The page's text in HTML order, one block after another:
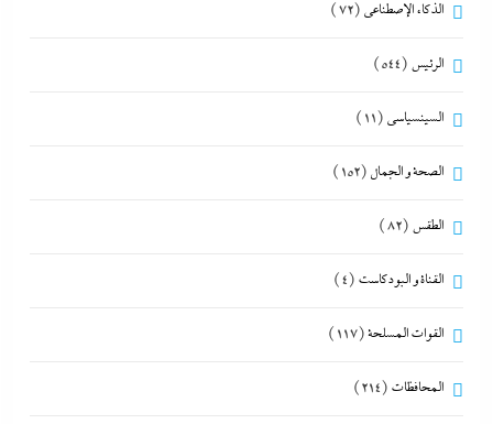
الذكاء الإصطناعي (72)
الرئيس (544)
السينسياسي (11)
الصحة و الجمال (152)
الطقس (82)
القناة و البودكاست (4)
القوات المسلحة(117)
المحافظات (214)